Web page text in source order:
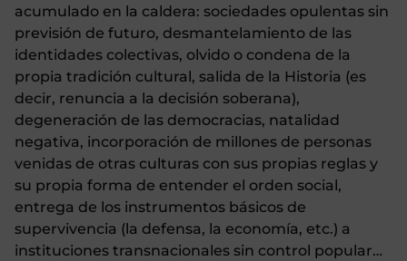
acumulado en la caldera: sociedades opulentas sin
previsión de futuro, desmantelamiento de las
identidades colectivas, olvido o condena de la
propia tradición cultural, salida de la Historia (es
decir, renuncia a la decisión soberana),
degeneración de las democracias, natalidad
negativa, incorporación de millones de personas
venidas de otras culturas con sus propias reglas y
su propia forma de entender el orden social,
entrega de los instrumentos básicos de
supervivencia (la defensa, la economía, etc.) a
instituciones transnacionales sin control popular…